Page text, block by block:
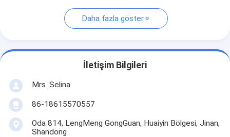
Daha fazla göster
İletişim Bilgileri
Mrs. Selina
86-18615570557
Oda 814, LengMeng GongGuan, Huaiyin Bölgesi, Jinan,
Shandong